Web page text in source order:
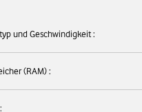
und Geschwindigkeit :
(RAM) :